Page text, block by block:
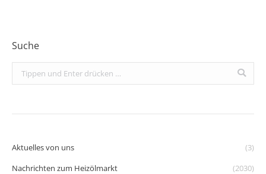
Suche
Search:
Aktuelles von uns
(3)
Nachrichten zum Heizölmarkt
(2030)